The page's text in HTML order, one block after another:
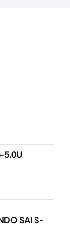
5.0U
SAI S-